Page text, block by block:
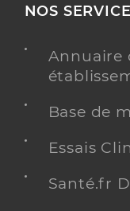
NOS
Annuaire
Base de
Essais
Santé.fr